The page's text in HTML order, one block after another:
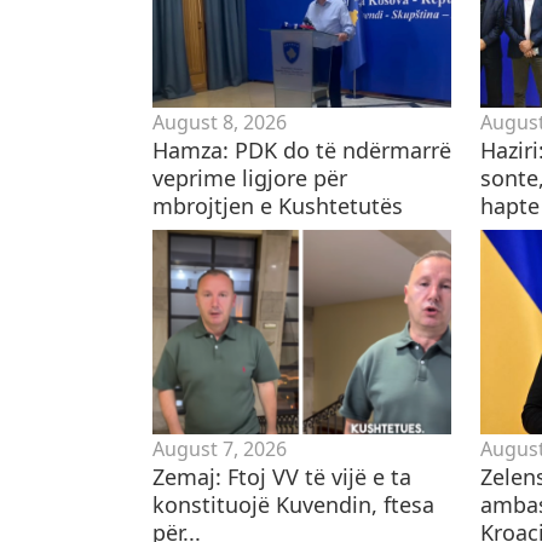
August 8, 2026
Hamza: PDK do të ndërmarrë
veprime ligjore për
mbrojtjen e Kushtetutës
August 7, 2026
Zemaj: Ftoj VV të vijë e ta
konstituojë Kuvendin, ftesa
për...